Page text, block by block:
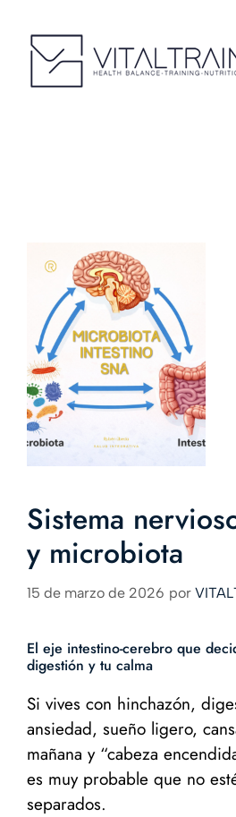
Sistema
y microbiota
15 de marzo de 2026 por
El eje intestino-cerebro que
digestión y tu calma
Si vives con hinchazón,
ansiedad, sueño ligero,
mañana y “cabeza
es muy probable que no
separados.